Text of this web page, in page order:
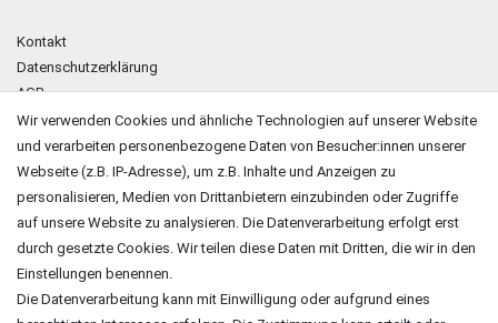
Kontakt
Datenschutzerklärung
AGB
Impressum
ZAHLUNGSARTEN
Wir verwenden Cookies und ähnliche Technologien auf unserer Website
und verarbeiten personenbezogene Daten von Besucher:innen unserer
Webseite (z.B. IP-Adresse), um z.B. Inhalte und Anzeigen zu
personalisieren, Medien von Drittanbietern einzubinden oder Zugriffe
auf unsere Website zu analysieren. Die Datenverarbeitung erfolgt erst
durch gesetzte Cookies. Wir teilen diese Daten mit Dritten, die wir in den
Einstellungen benennen.
Die Datenverarbeitung kann mit Einwilligung oder aufgrund eines